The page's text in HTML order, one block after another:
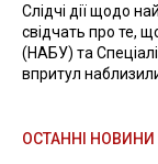
Слідчі дії щодо
свідчать про те,
(НАБУ) та
впритул
ОСТАННІ НОВИНИ